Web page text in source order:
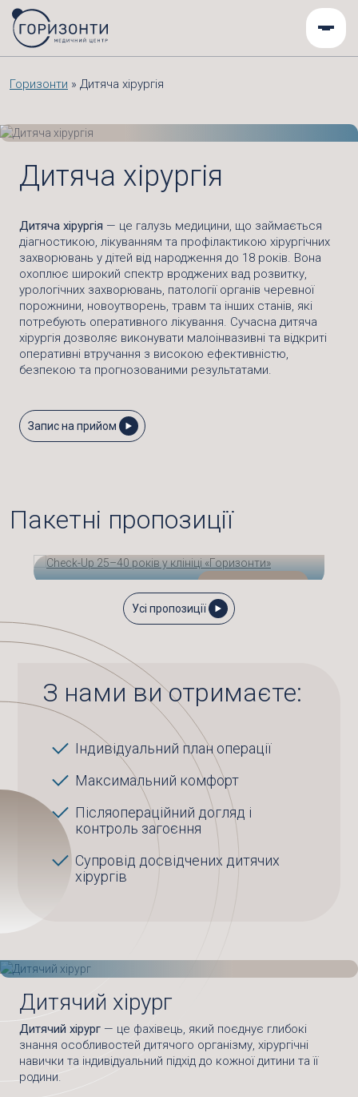
Горизонти » Дитяча хірургія
Дитяча хірургія
Дитяча хірургія — це галузь медицини, що займається
діагностикою, лікуванням та профілактикою хірургічних
захворювань у дітей від народження до 18 років. Вона
охоплює широкий спектр вроджених вад розвитку,
урологічних захворювань, патології органів черевної
порожнини, новоутворень, травм та інших станів, які
потребують оперативного лікування. Сучасна дитяча
хірургія дозволяє виконувати малоінвазивні та відкриті
оперативні втручання з високою ефективністю,
безпекою та прогнозованими результатами.
Запис на прийом
Пакетні пропозиції
від9 500
CHECK-UP 25–40 РОКІВ У КЛІНІЦІ
«ГОРИЗОНТИ»
Усі пропозиції
З нами ви отримаєте:
Індивідуальний план операції
Максимальний комфорт
Післяопераційний догляд і
контроль загоєння
Супровід досвідчених дитячих
хірургів
Дитячий хірург
Дитячий хірург — це фахівець, який поєднує глибокі
знання особливостей дитячого організму, хірургічні
навички та індивідуальний підхід до кожної дитини та її
родини.